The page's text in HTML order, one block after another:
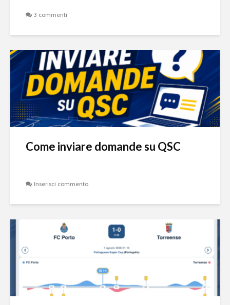
3 commenti
Come inviare domande su QSC
Inserisci commento